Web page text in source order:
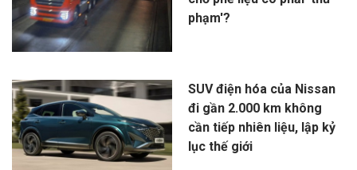
phạm'?
SUV điện hóa của Nissan
đi gần 2.000 km không
cần tiếp nhiên liệu, lập kỷ
lục thế giới